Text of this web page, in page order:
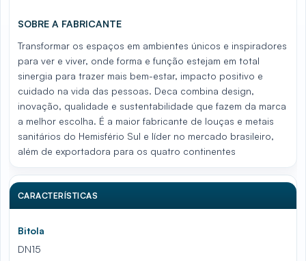
SOBRE A FABRICANTE
Transformar os espaços em ambientes únicos e inspiradores
para ver e viver, onde forma e função estejam em total
sinergia para trazer mais bem-estar, impacto positivo e
cuidado na vida das pessoas. Deca combina design,
inovação, qualidade e sustentabilidade que fazem da marca
a melhor escolha. É a maior fabricante de louças e metais
sanitários do Hemisfério Sul e líder no mercado brasileiro,
além de exportadora para os quatro continentes
CARACTERÍSTICAS
Bitola
DN15